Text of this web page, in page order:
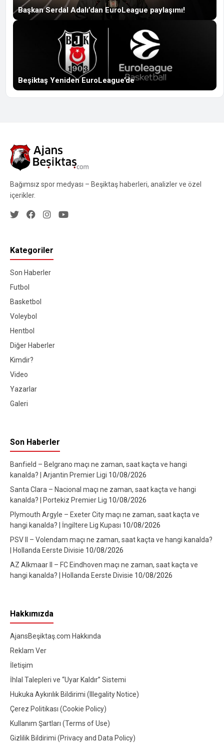
Başkan Serdal Adalı’dan EuroLeague paylaşımı!
Beşiktaş Yeniden EuroLeague’de
Bağımsız spor medyası – Beşiktaş haberleri, analizler ve özel
içerikler.
Kategoriler
Son Haberler
Futbol
Basketbol
Voleybol
Hentbol
Diğer Haberler
Kimdir?
Video
Yazarlar
Galeri
Son Haberler
Banfield – Belgrano maçı ne zaman, saat kaçta ve hangi
kanalda? | Arjantin Premier Ligi 10/08/2026
Santa Clara – Nacional maçı ne zaman, saat kaçta ve hangi
kanalda? | Portekiz Premier Lig 10/08/2026
Plymouth Argyle – Exeter City maçı ne zaman, saat kaçta ve
hangi kanalda? | İngiltere Lig Kupası 10/08/2026
PSV II – Volendam maçı ne zaman, saat kaçta ve hangi kanalda?
| Hollanda Eerste Divisie 10/08/2026
AZ Alkmaar II – FC Eindhoven maçı ne zaman, saat kaçta ve
hangi kanalda? | Hollanda Eerste Divisie 10/08/2026
Hakkımızda
AjansBeşiktaş.com Hakkında
Reklam Ver
İletişim
İhlal Talepleri ve “Uyar Kaldır” Sistemi
Hukuka Aykırılık Bildirimi (Illegality Notice)
Çerez Politikası (Cookie Policy)
Kullanım Şartları (Terms of Use)
Gizlilik Bildirimi (Privacy and Data Policy)